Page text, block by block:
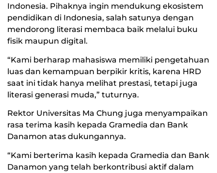
Indonesia. Pihaknya ingin mendukung ekosistem
pendidikan di Indonesia, salah satunya dengan
mendorong literasi membaca baik melalui buku
fisik maupun digital.
“Kami berharap mahasiswa memiliki pengetahuan
luas dan kemampuan berpikir kritis, karena HRD
saat ini tidak hanya melihat prestasi, tetapi juga
literasi generasi muda,” tuturnya.
Rektor Universitas Ma Chung juga menyampaikan
rasa terima kasih kepada Gramedia dan Bank
Danamon atas dukungannya.
“Kami berterima kasih kepada Gramedia dan Bank
Danamon yang telah berkontribusi aktif dalam